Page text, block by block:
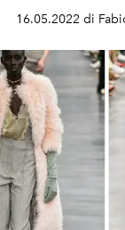
1983 collaborò
16.05.2022 di